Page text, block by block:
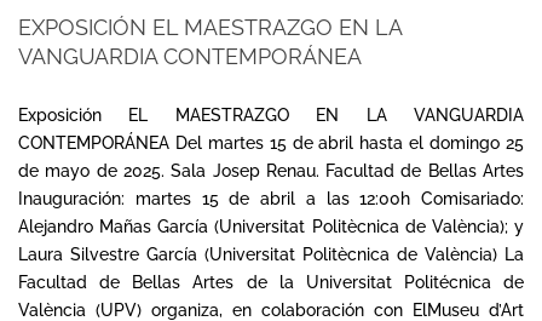
EXPOSICIÓN EL MAESTRAZGO EN LA
VANGUARDIA CONTEMPORÁNEA
04-
16
Exposición EL MAESTRAZGO EN LA VANGUARDIA
CONTEMPORÁNEA Del martes 15 de abril hasta el domingo 25
de mayo de 2025. Sala Josep Renau. Facultad de Bellas Artes
Inauguración: martes 15 de abril a las 12:00h Comisariado:
Alejandro Mañas García (Universitat Politècnica de València); y
Laura Silvestre García (Universitat Politècnica de València) La
Facultad de Bellas Artes de la Universitat Politécnica de
València (UPV) organiza, en colaboración con ElMuseu d’Art